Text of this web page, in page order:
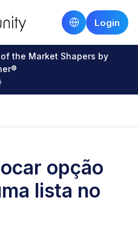
Login
the Market Shapers by
opção
lista no